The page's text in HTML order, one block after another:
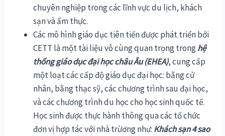
chuyên nghiệp trong các lĩnh vực du lịch, khách
sạn và ẩm thực.
Các mô hình giáo dục tiên tiến được phát triển bới
CETT là một tài liệu vô cùng quan trọng tronghệ
thống giáo dục đại học châu Âu (EHEA), cung cấp
một loạt các cấp độ giáo dục đại học: bằng cử
nhân, bằng thạc sỹ, các chương trình sau đại học,
và các chương trình du học cho học sinh quốc tế.
Học sinh được thực hành thông qua các tố chức
đơn vị hợp tác với nhà trừơng như: Khách sạn 4 sao